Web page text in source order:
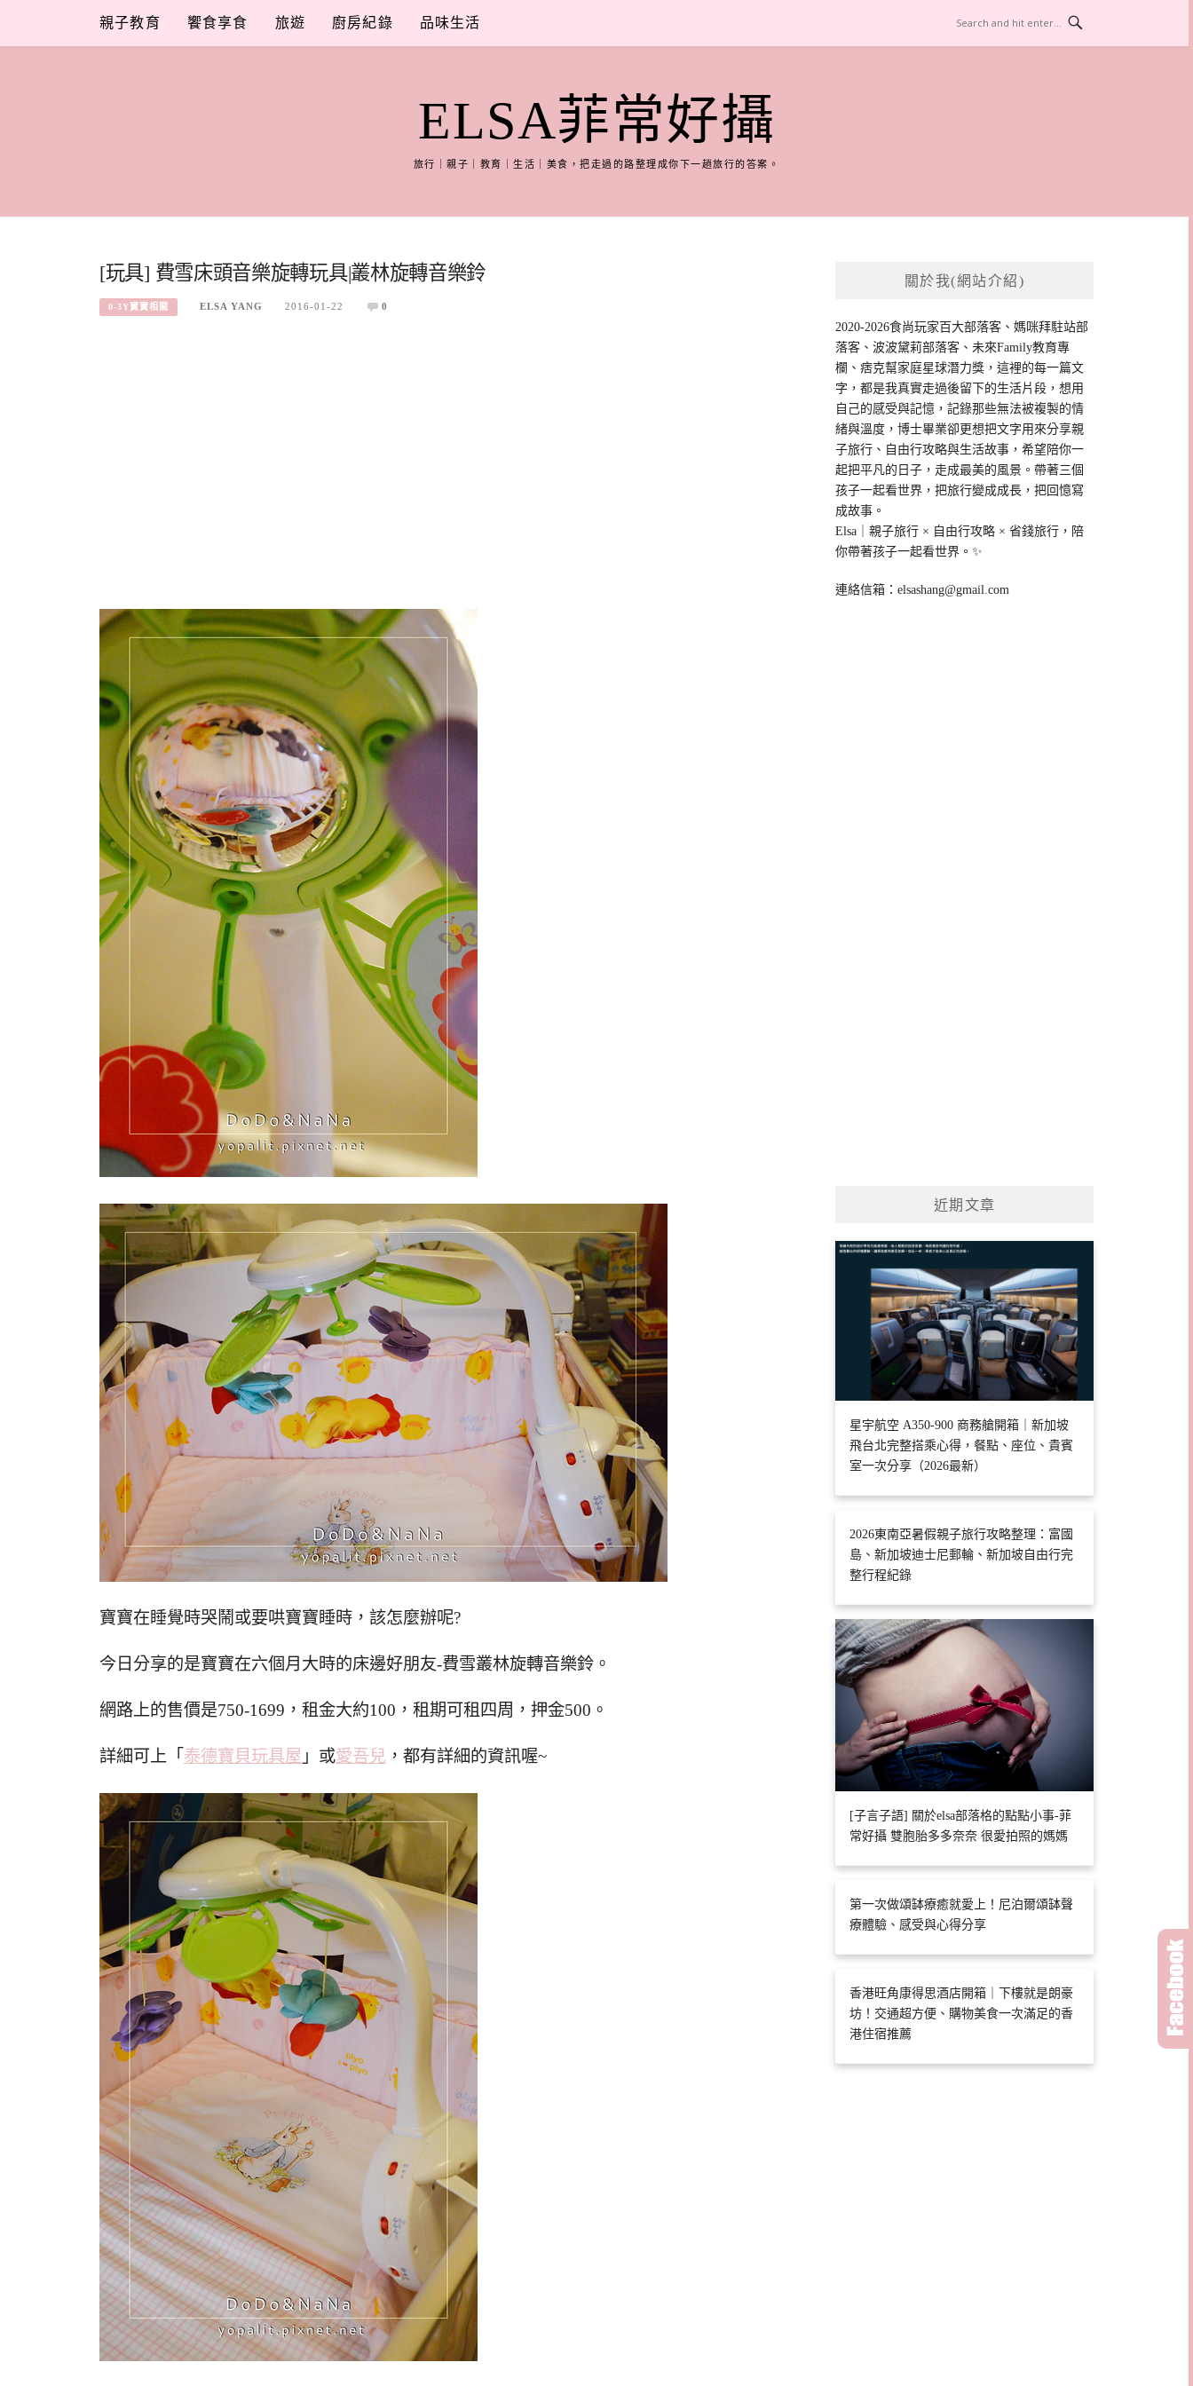
content
親子教育 饗食享食 旅遊 廚房紀錄 品味生活
ELSA菲常好攝
旅行｜親子｜教育｜生活｜美食，把走過的路整理成你下一趟旅行的答案。
[玩具] 費雪床頭音樂旋轉玩具|叢林旋轉音樂鈴
0-3Y寶寶相關 ELSA YANG 2016-01-22 0
寶寶在睡覺時哭鬧或要哄寶寶睡時，該怎麼辦呢?
今日分享的是寶寶在六個月大時的床邊好朋友-費雪叢林旋轉音樂鈴。
網路上的售價是750-1699，租金大約100，租期可租四周，押金500。
詳細可上「 泰德寶貝玩具屋 」或愛吾兒 ，都有詳細的資訊喔~
關於我(網站介紹)
2020-2026食尚玩家百大部落客、媽咪拜駐站部
落客、波波黛莉部落客、未來Family教育專
欄、痞克幫家庭星球潛力獎，這裡的每一篇文
字，都是我真實走過後留下的生活片段，想用
自己的感受與記憶，記錄那些無法被複製的情
緒與溫度，博士畢業卻更想把文字用來分享親
子旅行、自由行攻略與生活故事，希望陪你一
起把平凡的日子，走成最美的風景。帶著三個
孩子一起看世界，把旅行變成成長，把回憶寫
成故事。
Elsa｜親子旅行 × 自由行攻略 × 省錢旅行，陪
你帶著孩子一起看世界。✨
連絡信箱：elsashang@gmail.com
近期文章
星宇航空 A350-900 商務艙開箱｜新加坡
飛台北完整搭乘心得，餐點、座位、貴賓
室一次分享（2026最新）
2026東南亞暑假親子旅行攻略整理：富國
島、新加坡迪士尼郵輪、新加坡自由行完
整行程紀錄
[子言子語] 關於elsa部落格的點點小事-菲
常好攝 雙胞胎多多奈奈 很愛拍照的媽媽
第一次做頌缽療癒就愛上！尼泊爾頌缽聲
療體驗、感受與心得分享
香港旺角康得思酒店開箱｜下樓就是朗豪
坊！交通超方便、購物美食一次滿足的香
港住宿推薦